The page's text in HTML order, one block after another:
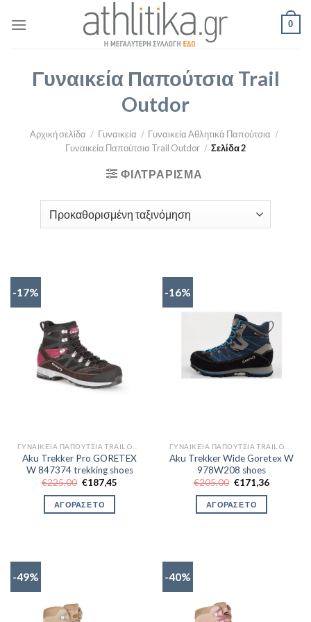
0
Γυναικεία Παπούτσια Trail
Outdor
Αρχική σελίδα / Γυναικεία / Γυναικεία Αθλητικά Παπούτσια /
Γυναικεία Παπούτσια Trail Outdor / Σελίδα 2
ΦΙΛΤΡΆΡΙΣΜΑ
-17%
Aku Trekker Pro GORETEX
W 847374 trekking shoes
€225,00 Original
was:
€225,00.
€187,45
ΑΓΟΡΑΣΕ ΤΟ
-16%
Aku Trekker Wide Goretex W
978W208 shoes
€205,00 Original
was:
€205,00.
€171,36Η
ΑΓΟΡΑΣΕ ΤΟ
-49% -40%